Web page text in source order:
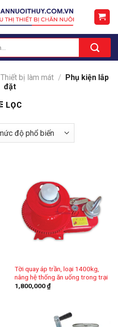
Thiết bị làm mát / Phụ kiện lắp
đặt
LỌC
Tời quay áp trần, loại 1400kg,
nâng hệ thống ăn uống trong trại
1,800,000₫